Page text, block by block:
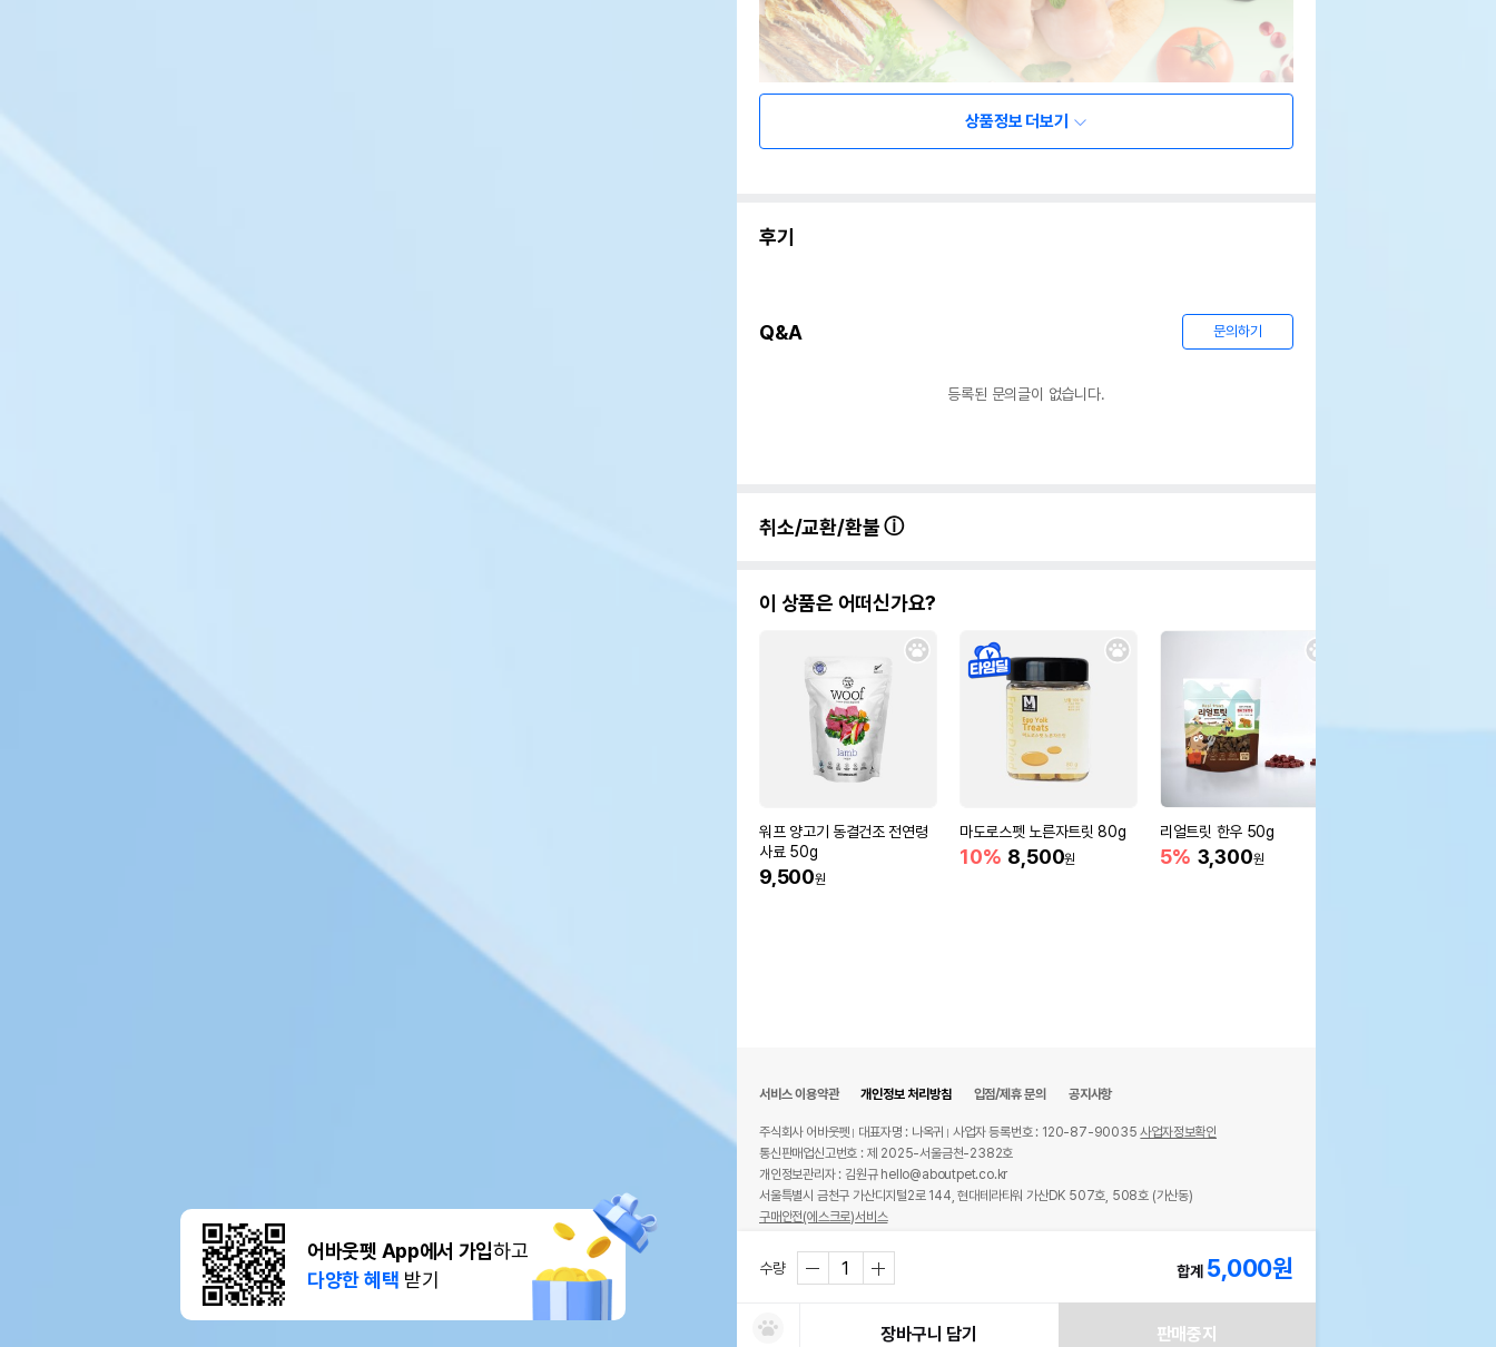
어바웃펫 App에서 가입하고
다양한 혜택 받기
상품정보 더보기
후기
Q&A 문의하기
등록된 문의글이 없습니다.
취소/교환/환불
이 상품은 어떠신가요?
워프 양고기 동결건조 전연령
사료 50g
9,500원
마도로스펫 노른자트릿 80g
10% 8,500원
리얼트릿 한우 50g
5% 3,300원
수량 합계 5,000원
장바구니 담기 판매중지
서비스 이용약관 개인정보 처리방침 입점/제휴 문의 공지사항
주식회사 어바웃펫 대표자명 : 나옥귀 사업자 등록번호 : 120-87-90035사업자정보확인
통신판매업신고번호 : 제 2025-서울금천-2382호
개인정보관리자 : 김원규 hello@aboutpet.co.kr
서울특별시 금천구 가산디지털2로 144, 현대테라타워 가산DK 507호, 508호 (가산동)
구매안전(에스크로)서비스